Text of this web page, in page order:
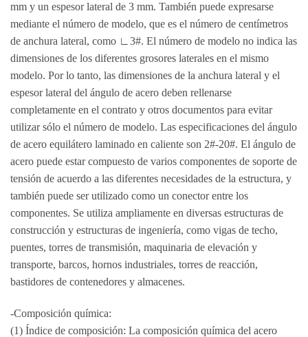
mm y un espesor lateral de 3 mm. También puede expresarse
mediante el número de modelo, que es el número de centímetros
de anchura lateral, como ∟3#. El número de modelo no indica las
dimensiones de los diferentes grosores laterales en el mismo
modelo. Por lo tanto, las dimensiones de la anchura lateral y el
espesor lateral del ángulo de acero deben rellenarse
completamente en el contrato y otros documentos para evitar
utilizar sólo el número de modelo. Las especificaciones del ángulo
de acero equilátero laminado en caliente son 2#-20#. El ángulo de
acero puede estar compuesto de varios componentes de soporte de
tensión de acuerdo a las diferentes necesidades de la estructura, y
también puede ser utilizado como un conector entre los
componentes. Se utiliza ampliamente en diversas estructuras de
construcción y estructuras de ingeniería, como vigas de techo,
puentes, torres de transmisión, maquinaria de elevación y
transporte, barcos, hornos industriales, torres de reacción,
bastidores de contenedores y almacenes.
-Composición química:
(1) Índice de composición: La composición química del acero